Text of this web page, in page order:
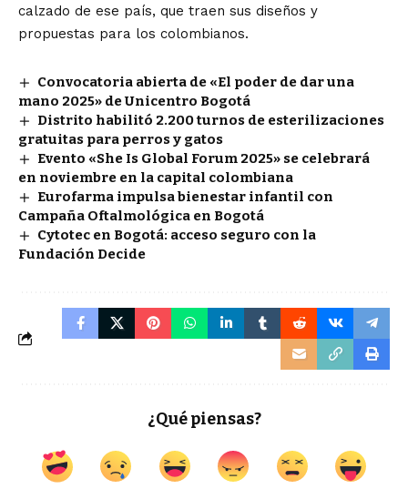
calzado de ese país, que traen sus diseños y
propuestas para los colombianos.
Convocatoria abierta de «El poder de dar una
mano 2025» de Unicentro Bogotá
Distrito habilitó 2.200 turnos de esterilizaciones
gratuitas para perros y gatos
Evento «She Is Global Forum 2025» se celebrará
en noviembre en la capital colombiana
Eurofarma impulsa bienestar infantil con
Campaña Oftalmológica en Bogotá
Cytotec en Bogotá: acceso seguro con la
Fundación Decide
¿Qué piensas?